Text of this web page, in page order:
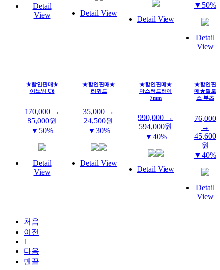
Detail
View
Detail View
Detail View
▼50%
Detail
View
★할인판매★
이노빔 U6
170,000→
85,000원
▼50%
Detail
View
★할인판매★
리퀴드
35,000 →
24,500원
▼30%
Detail View
★할인판매★
마스터드라이
7mm
990,000 →
594,000원
▼40%
Detail View
★할인판
매★틸로
스 부츠
76,000
→
45,600
원
▼40%
Detail
View
처음
이전
1
다음
맨끝